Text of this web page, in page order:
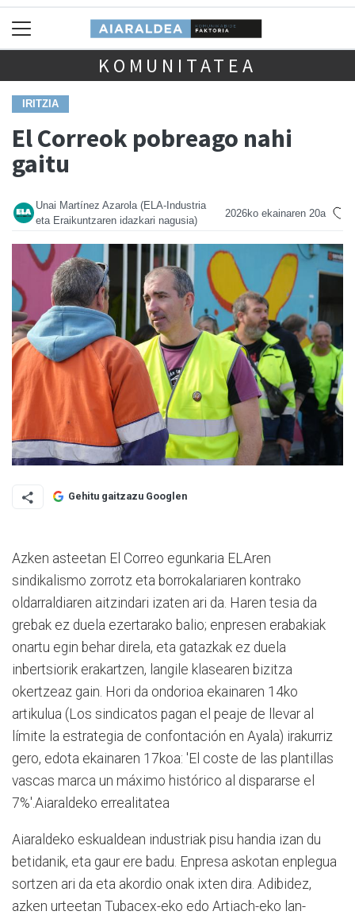
KOMUNITATEA
IRITZIA
El Correok pobreago nahi
gaitu
Unai Martínez Azarola (ELA-Industria
eta Eraikuntzaren idazkari nagusia)
2026ko ekainaren 20a
Gehitu gaitzazu Googlen
Azken asteetan El Correo egunkaria ELAren
sindikalismo zorrotz eta borrokalariaren kontrako
oldarraldiaren aitzindari izaten ari da. Haren tesia da
grebak ez duela ezertarako balio; enpresen erabakiak
onartu egin behar direla, eta gatazkak ez duela
inbertsiorik erakartzen, langile klasearen bizitza
okertzeaz gain. Hori da ondorioa ekainaren 14ko
artikulua (Los sindicatos pagan el peaje de llevar al
límite la estrategia de confontación en Ayala) irakurriz
gero, edota ekainaren 17koa: 'El coste de las plantillas
vascas marca un máximo histórico al dispararse el
7%'.Aiaraldeko errealitatea
Aiaraldeko eskualdean industriak pisu handia izan du
betidanik, eta gaur ere badu. Enpresa askotan enplegua
sortzen ari da eta akordio onak ixten dira. Adibidez,
azken urteetan Tubacex-eko edo Artiach-eko lan-